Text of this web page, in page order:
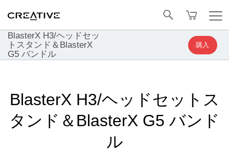
BlasterX H3/ヘッドセッ
トスタンド＆BlasterX
G5 バンドル
購入
トップへ戻る
BlasterX H3/ヘッドセットス
タンド＆BlasterX G5 バンド
ル